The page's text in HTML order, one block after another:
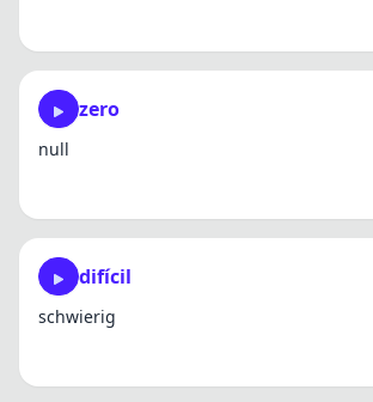
zero
null
difícil
schwierig